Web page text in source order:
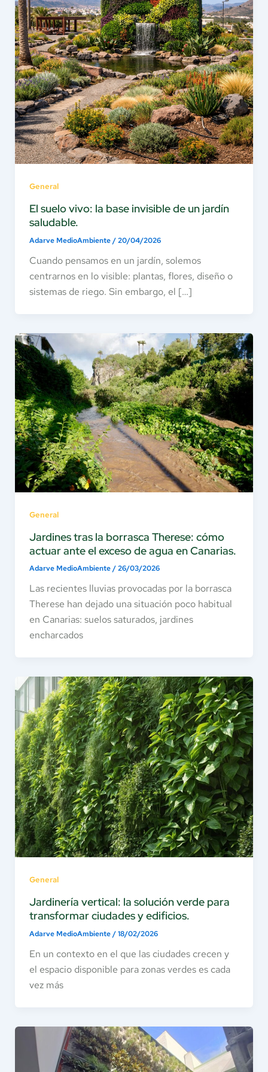
General
El suelo vivo: la base invisible de un jardín
saludable.
Adarve MedioAmbiente/20/04/2026
Cuando pensamos en un jardín, solemos
centrarnos en lo visible: plantas, flores, diseño o
sistemas de riego. Sin embargo, el […]
General
Jardines tras la borrasca Therese: cómo
actuar ante el exceso de agua en Canarias.
Adarve MedioAmbiente/26/03/2026
Las recientes lluvias provocadas por la borrasca
Therese han dejado una situación poco habitual
en Canarias: suelos saturados, jardines
encharcados
General
Jardinería vertical: la solución verde para
transformar ciudades y edificios.
Adarve MedioAmbiente/18/02/2026
En un contexto en el que las ciudades crecen y
el espacio disponible para zonas verdes es cada
vez más